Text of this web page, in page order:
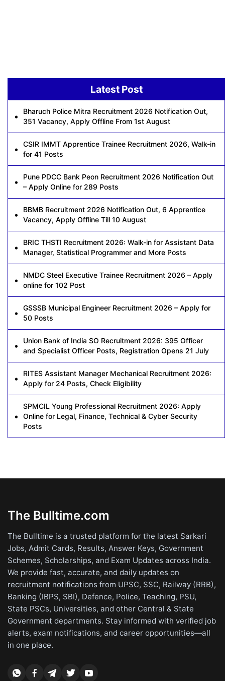
Latest Post
Bharuch Police Mitra Recruitment 2026 Notification Out,
351 Vacancy, Apply Offline From 1st August
CSIR IMMT Apprentice Trainee Recruitment 2026, Walk-in
for 41 Posts
Pune PDCC Bank Peon Recruitment 2026 Notification Out
– Apply Online for 289 Posts
BBMB Recruitment 2026 Notification Out, 6 Apprentice
Vacancy, Apply Offline Till 10 August
BRIC THSTI Recruitment 2026: Walk-in for Assistant Data
Manager, Statistical Programmer and More Posts
NMDC Steel Executive Trainee Recruitment 2026 – Apply
online for 102 Post
GSSSB Municipal Engineer Recruitment 2026 – Apply for
50 Posts
Union Bank of India SO Recruitment 2026: 395 Officer
and Specialist Officer Posts, Registration Opens 21 July
RITES Assistant Manager Mechanical Recruitment 2026:
Apply for 24 Posts, Check Eligibility
SPMCIL Young Professional Recruitment 2026: Apply
Online for Legal, Finance, Technical & Cyber Security
Posts
The Bulltime.com
The Bulltime is a trusted platform for the latest Sarkari
Jobs, Admit Cards, Results, Answer Keys, Government
Schemes, Scholarships, and Exam Updates across India.
We provide fast, accurate, and daily updates on
recruitment notifications from UPSC, SSC, Railway (RRB),
Banking (IBPS, SBI), Defence, Police, Teaching, PSU,
State PSCs, Universities, and other Central & State
Government departments. Stay informed with verified job
alerts, exam notifications, and career opportunities—all
in one place.